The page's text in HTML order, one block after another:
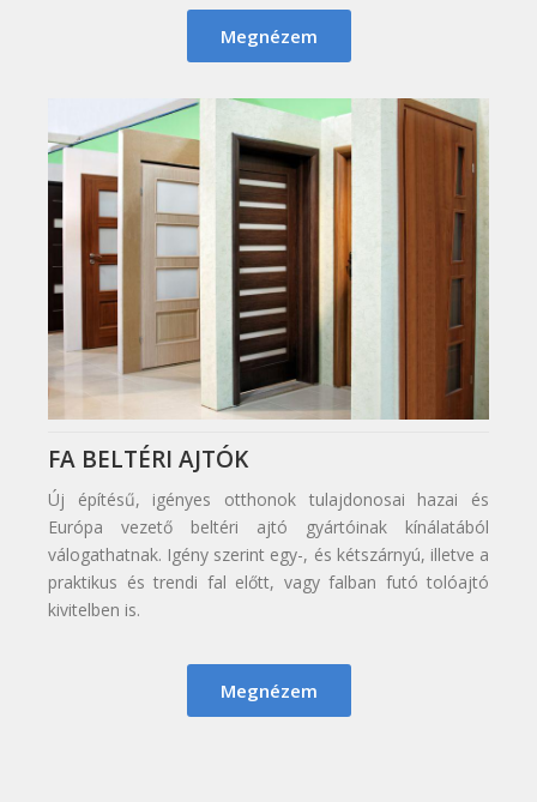
Megnézem
FA BELTÉRI AJTÓK
Új építésű, igényes otthonok tulajdonosai hazai és
Európa vezető beltéri ajtó gyártóinak kínálatából
válogathatnak. Igény szerint egy-, és kétszárnyú, illetve a
praktikus és trendi fal előtt, vagy falban futó tolóajtó
kivitelben is.
Megnézem